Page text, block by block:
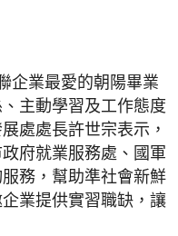
企業最愛的朝陽畢業
主動學習及工作態度
處處長許世宗表示，
府就業服務處、國軍
務，幫助準社會新鮮
業提供實習職缺，讓